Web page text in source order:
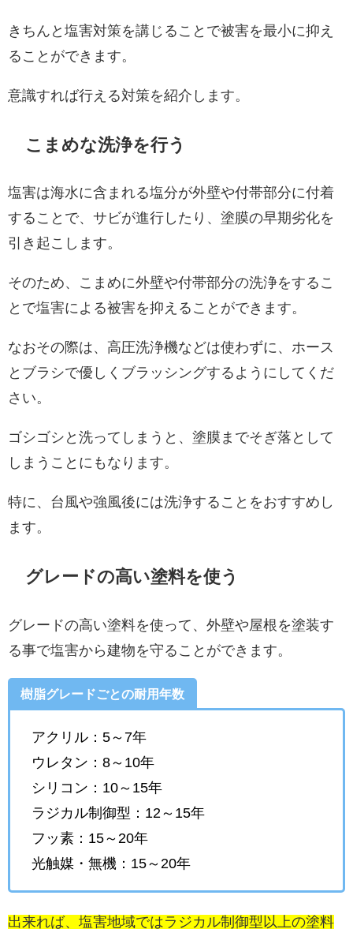
きちんと塩害対策を講じることで被害を最小に抑え
ることができます。
意識すれば行える対策を紹介します。
こまめな洗浄を行う
塩害は海水に含まれる塩分が外壁や付帯部分に付着
することで、サビが進行したり、塗膜の早期劣化を
引き起こします。
そのため、こまめに外壁や付帯部分の洗浄をするこ
とで塩害による被害を抑えることができます。
なおその際は、高圧洗浄機などは使わずに、ホース
とブラシで優しくブラッシングするようにしてくだ
さい。
ゴシゴシと洗ってしまうと、塗膜までそぎ落として
しまうことにもなります。
特に、台風や強風後には洗浄することをおすすめし
ます。
グレードの高い塗料を使う
グレードの高い塗料を使って、外壁や屋根を塗装す
る事で塩害から建物を守ることができます。
樹脂グレードごとの耐用年数
アクリル：5～7年
ウレタン：8～10年
シリコン：10～15年
ラジカル制御型：12～15年
フッ素：15～20年
光触媒・無機：15～20年
出来れば、塩害地域ではラジカル制御型以上の塗料